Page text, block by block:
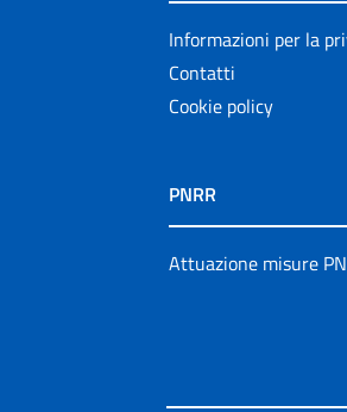
Informazioni per la
Contatti
Cookie policy
PNRR
Attuazione misure